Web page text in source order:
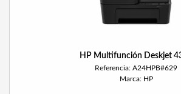
HP Multifunción Deskjet
Referencia: A24HPB#629
Marca: HP